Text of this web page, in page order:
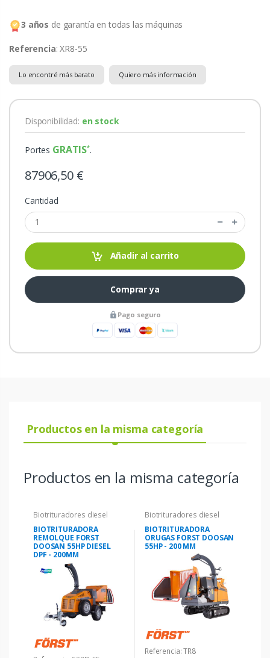
3 años de garantía en todas las máquinas
Referencia: XR8-55
Lo encontré más barato Quiero más información
Disponibilidad: en stock
Portes GRATIS .
87906,50 €
Cantidad
Añadir al carrito
Comprar ya
Pago seguro
Productos en la misma categoría
Productos en la misma categoría
Biotrituradores diesel
BIOTRITURADORA
REMOLQUE FORST
DOOSAN 55HP DIESEL
DPF - 200MM
Biotrituradores diesel
BIOTRITURADORA
ORUGAS FORST DOOSAN
55HP - 200 MM
Referencia: TR8